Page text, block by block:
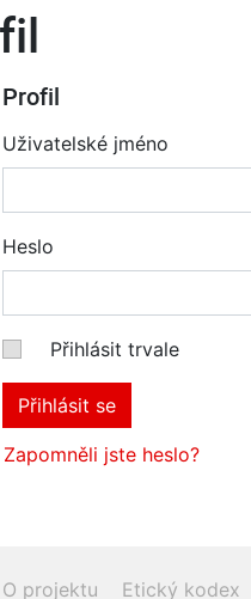
Profil
Uživatelské jméno
Heslo
Přihlásit trvale
Přihlásit se
Zapomněli jste heslo?
O projektu Etický kodex